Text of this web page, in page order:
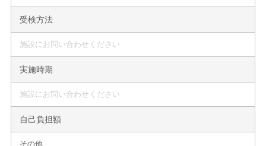
受検方法
施設にお問い合わせください
実施時期
施設にお問い合わせください
自己負担額
その他